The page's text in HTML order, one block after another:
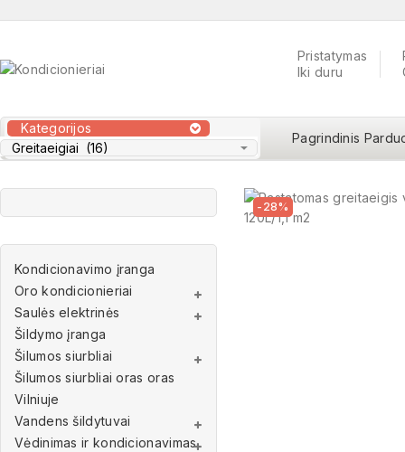
Pristatymas
Iki duru
Kategorijos
Pagrindinis
-28%
Kondicionavimo įranga
Oro kondicionieriai
Saulės elektrinės
Šildymo įranga
Šilumos siurbliai
Šilumos siurbliai oras oras
Vilniuje
Vandens šildytuvai
Vėdinimas ir kondicionavimas